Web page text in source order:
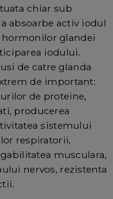
chiar sub
absoarbe activ iodul
hormonilor glandei
iodului.
de catre glanda
de important:
de proteine,
producerea
sistemului
respiratorii,
musculara,
nervos, rezistenta